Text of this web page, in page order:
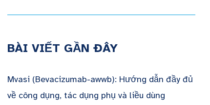
BÀI VIẾT GẦN ĐÂY
Mvasi (Bevacizumab-awwb): Hướng dẫn đầy đủ
về công dụng, tác dụng phụ và liều dùng